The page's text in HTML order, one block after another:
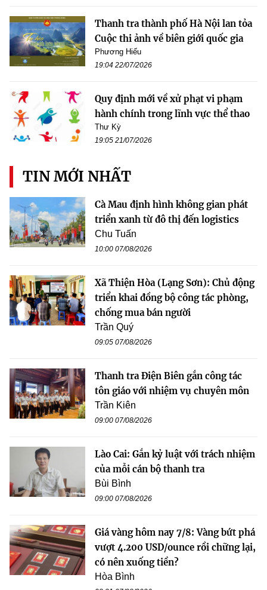
Thanh tra thành phố Hà Nội lan tỏa
Cuộc thi ảnh về biên giới quốc gia
Phương Hiếu
19:04 22/07/2026
Quy định mới về xử phạt vi phạm
hành chính trong lĩnh vực thể thao
Thư Kỳ
19:05 21/07/2026
TIN MỚI NHẤT
Cà Mau định hình không gian phát
triển xanh từ đô thị đến logistics
Chu Tuấn
10:00 07/08/2026
Xã Thiện Hòa (Lạng Sơn): Chủ động
triển khai đồng bộ công tác phòng,
chống mua bán người
Trần Quý
09:05 07/08/2026
Thanh tra Điện Biên gắn công tác
tôn giáo với nhiệm vụ chuyên môn
Trần Kiên
09:00 07/08/2026
Lào Cai: Gắn kỷ luật với trách nhiệm
của mỗi cán bộ thanh tra
Bùi Bình
09:00 07/08/2026
Giá vàng hôm nay 7/8: Vàng bứt phá
vượt 4.200 USD/ounce rồi chững lại,
có nên xuống tiền?
Hòa Bình